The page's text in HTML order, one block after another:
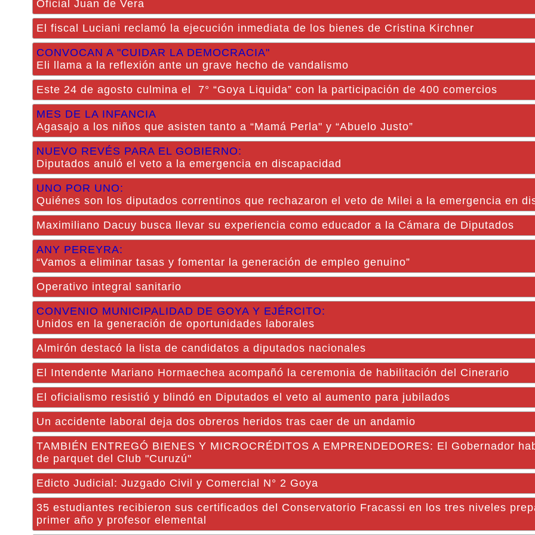
Oficial Juan de Vera
El fiscal Luciani reclamó la ejecución inmediata de los bienes de Cristina Kirchner
CONVOCAN A "CUIDAR LA DEMOCRACIA"
Eli llama a la reflexión ante un grave hecho de vandalismo
Este 24 de agosto culmina el 7° “Goya Liquida” con la participación de 400 comercios
MES DE LA INFANCIA
Agasajo a los niños que asisten tanto a “Mamá Perla" y “Abuelo Justo”
NUEVO REVÉS PARA EL GOBIERNO:
Diputados anuló el veto a la emergencia en discapacidad
UNO POR UNO:
Quiénes son los diputados correntinos que rechazaron el veto de Milei a la emergencia en
Maximiliano Dacuy busca llevar su experiencia como educador a la Cámara de Diputados
ANY PEREYRA:
“Vamos a eliminar tasas y fomentar la generación de empleo genuino”
Operativo integral sanitario
CONVENIO MUNICIPALIDAD DE GOYA Y EJÉRCITO:
Unidos en la generación de oportunidades laborales
Almirón destacó la lista de candidatos a diputados nacionales
El Intendente Mariano Hormaechea acompañó la ceremonia de habilitación del Cinerario
El oficialismo resistió y blindó en Diputados el veto al aumento para jubilados
Un accidente laboral deja dos obreros heridos tras caer de un andamio
TAMBIÉN ENTREGÓ BIENES Y MICROCRÉDITOS A EMPRENDEDORES: El Gobernador
de parquet del Club "Curuzú"
Edicto Judicial: Juzgado Civil y Comercial N° 2 Goya
35 estudiantes recibieron sus certificados del Conservatorio Fracassi en los tres niveles
primer año y profesor elemental